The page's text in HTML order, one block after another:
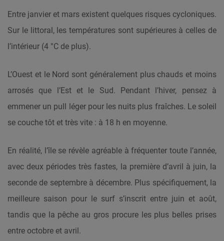
Entre janvier et mars existent quelques risques cycloniques.
Sur le littoral, les températures sont supérieures à celles de
l’intérieur (4 °C de plus).
L’Ouest et le Nord sont généralement plus chauds et moins
arrosés que l’Est et le Sud. Pendant l’hiver, pensez à
emmener un pull léger pour les nuits plus fraîches. Le soleil
se couche tôt et très vite : à 18 h en moyenne.
En réalité, l’île se révèle agréable à fréquenter toute l’année,
avec deux périodes très fastes, la première d’avril à juin, la
seconde de septembre à décembre. Plus spécifiquement, la
meilleure saison pour le surf s’inscrit entre juin et août,
tandis que la pêche au gros procure les plus belles prises
entre octobre et avril.